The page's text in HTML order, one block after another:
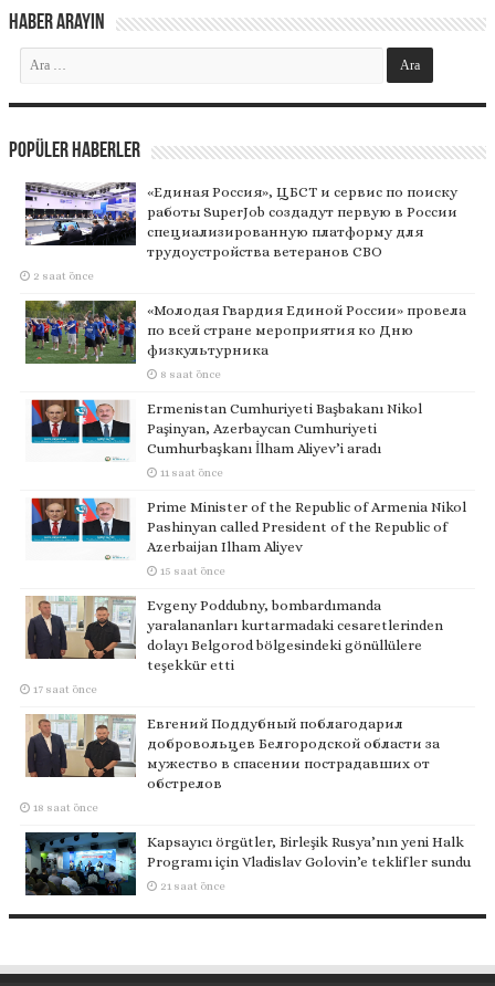
Haber Arayın
Popüler Haberler
«Единая Россия», ЦБСТ и сервис по поиску
работы SuperJob создадут первую в России
специализированную платформу для
трудоустройства ветеранов СВО
2 saat önce
«Молодая Гвардия Единой России» провела
по всей стране мероприятия ко Дню
физкультурника
8 saat önce
Ermenistan Cumhuriyeti Başbakanı Nikol
Paşinyan, Azerbaycan Cumhuriyeti
Cumhurbaşkanı İlham Aliyev’i aradı
11 saat önce
Prime Minister of the Republic of Armenia Nikol
Pashinyan called President of the Republic of
Azerbaijan Ilham Aliyev
15 saat önce
Evgeny Poddubny, bombardımanda
yaralananları kurtarmadaki cesaretlerinden
dolayı Belgorod bölgesindeki gönüllülere
teşekkür etti
17 saat önce
Евгений Поддубный поблагодарил
добровольцев Белгородской области за
мужество в спасении пострадавших от
обстрелов
18 saat önce
Kapsayıcı örgütler, Birleşik Rusya’nın yeni Halk
Programı için Vladislav Golovin’e teklifler sundu
21 saat önce